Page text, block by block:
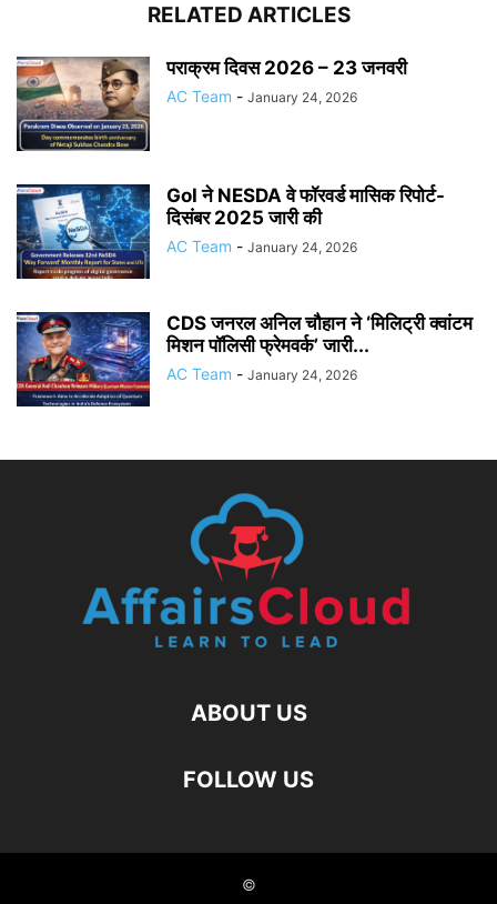
RELATED ARTICLES
पराक्रम दिवस 2026 – 23 जनवरी
AC Team - January 24, 2026
GoI ने NESDA वे फॉरवर्ड मासिक रिपोर्ट-
दिसंबर 2025 जारी की
AC Team - January 24, 2026
CDS जनरल अनिल चौहान ने ‘मिलिट्री क्वांटम
मिशन पॉलिसी फ्रेमवर्क’ जारी...
AC Team - January 24, 2026
ABOUT US
FOLLOW US
©